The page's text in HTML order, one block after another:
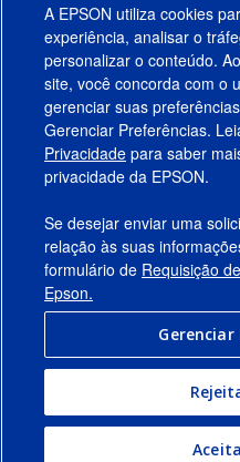
Produtos
Suporte
Links Sugeridos
Empresa
Conecte-se com a
A EPSON utiliza cookies
experiência, analisar o
personalizar o conteúdo.
site, você concorda com o
gerenciar suas
Gerenciar Preferências.
Privacidade para saber
privacidade da EPSON.
Se desejar enviar uma
relação às suas
formulário de Requisição
Epson.
Gerenciar